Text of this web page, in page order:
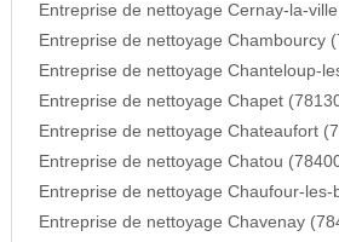
Entreprise de nettoyage Cernay-la-
Entreprise de nettoyage Chambourcy
Entreprise de nettoyage Chanteloup-
Entreprise de nettoyage Chapet
Entreprise de nettoyage Chateaufort
Entreprise de nettoyage Chatou
Entreprise de nettoyage Chaufour-
Entreprise de nettoyage Chavenay